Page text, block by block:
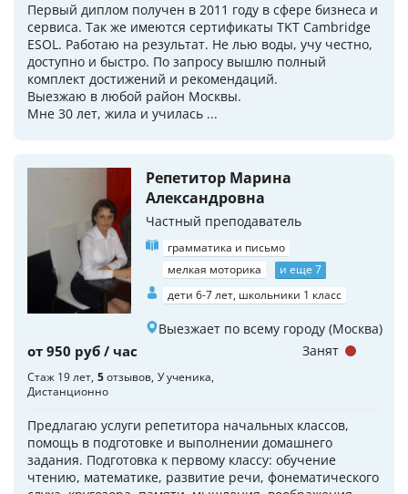
Первый диплом получен в 2011 году в сфере бизнеса и
сервиса. Так же имеются сертификаты TKT Cambridge
ESOL. Работаю на результат. Не лью воды, учу честно,
доступно и быстро. По запросу вышлю полный
комплект достижений и рекомендаций.
Выезжаю в любой район Москвы.
Мне 30 лет, жила и училась ...
Репетитор Марина
Александровна
Частный преподаватель
грамматика и письмо
мелкая моторика
и еще 7
дети 6-7 лет, школьники 1 класс
Выезжает по всему городу (Москва)
от 950 руб / час
Стаж 19 лет 5отзывов У ученика
Дистанционно
Предлагаю услуги репетитора начальных классов,
помощь в подготовке и выполнении домашнего
задания. Подготовка к первому классу: обучение
чтению, математике, развитие речи, фонематического
Занят